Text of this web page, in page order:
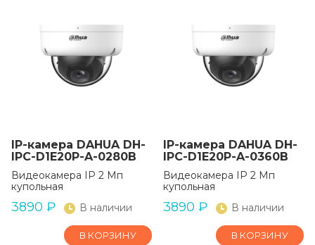
IP-камера DAHUA DH-
IPC-D1E20P-A-0280B
Видеокамера IP 2 Мп
купольная
3890 ₽ В наличии
В КОРЗИНУ
IP-камера DAHUA DH-
IPC-D1E20P-A-0360B
Видеокамера IP 2 Мп
купольная
3890 ₽ В наличии
В КОРЗИНУ